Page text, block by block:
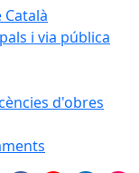
Català
i via pública
d'obres